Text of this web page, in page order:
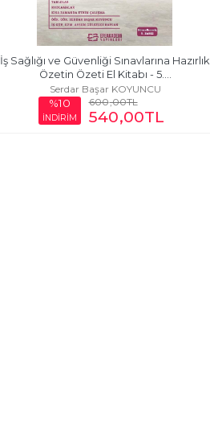
İş Sağlığı ve Güvenliği Sınavlarına Hazırlık
Özetin Özeti El Kitabı - 5....
Serdar Başar KOYUNCU
%10
İNDİRİM
600,00TL
540,00TL